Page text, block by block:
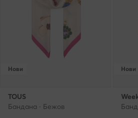
Нови
TOUS
Бандана · Бежов
Нови